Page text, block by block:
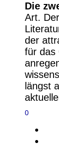
Die
Art.
der
für das
längst
0